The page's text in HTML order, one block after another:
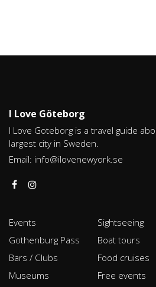
I Love Göteborg
I Love Goteborg is a travel guide
largest city in Sweden.
Email: info@ilovenewyork.se
Events
Gothenburg Pass
Bars / Clubs
Museums
Sightseeing
Boat tours
Food cruises
Free events